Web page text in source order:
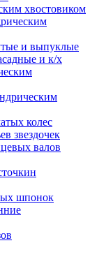
хвостовиком
и выпуклые
и к/х
колес
звездочек
валов
шпонок